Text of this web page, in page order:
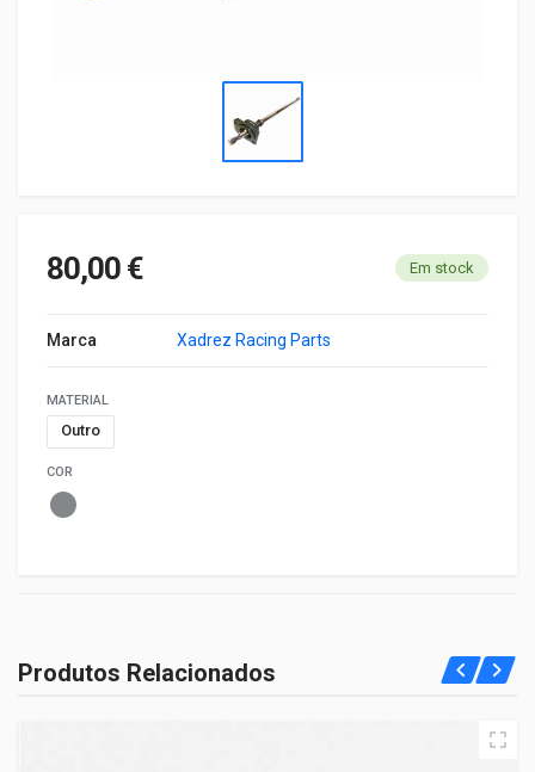
80,00 € Em stock
Marca Xadrez Racing Parts
MATERIAL
Outro
COR
Produtos Relacionados